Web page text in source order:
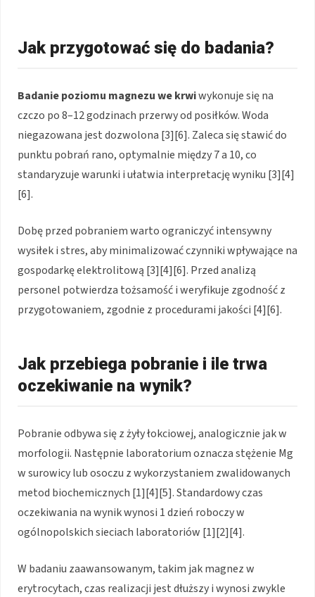
Jak przygotować się do badania?
Badanie poziomu magnezu we krwiwykonuje się na
czczo po 8–12 godzinach przerwy od posiłków. Woda
niegazowana jest dozwolona [3][6]. Zaleca się stawić do
punktu pobrań rano, optymalnie między 7 a 10, co
standaryzuje warunki i ułatwia interpretację wyniku [3][4]
[6].
Dobę przed pobraniem warto ograniczyć intensywny
wysiłek i stres, aby minimalizować czynniki wpływające na
gospodarkę elektrolitową [3][4][6]. Przed analizą
personel potwierdza tożsamość i weryfikuje zgodność z
przygotowaniem, zgodnie z procedurami jakości [4][6].
Jak przebiega pobranie i ile trwa
oczekiwanie na wynik?
Pobranie odbywa się z żyły łokciowej, analogicznie jak w
morfologii. Następnie laboratorium oznacza stężenie Mg
w surowicy lub osoczu z wykorzystaniem zwalidowanych
metod biochemicznych [1][4][5]. Standardowy czas
oczekiwania na wynik wynosi 1 dzień roboczy w
ogólnopolskich sieciach laboratoriów [1][2][4].
W badaniu zaawansowanym, takim jak magnez w
erytrocytach, czas realizacji jest dłuższy i wynosi zwykle